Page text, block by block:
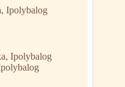
Ipolybalog
Ipolybalog